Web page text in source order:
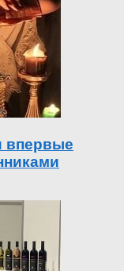
впервые